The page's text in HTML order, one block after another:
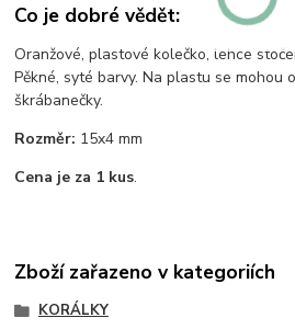
Co je dobré vědět:
Oranžové, plastové kolečko, lehce
Pěkné, syté barvy. Na plastu se mohou
škrábanečky.
Rozměr: 15x4 mm
Cena je za 1 kus.
Zboží zařazeno v kategoriích
KORÁLKY